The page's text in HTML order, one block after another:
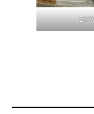
DAY